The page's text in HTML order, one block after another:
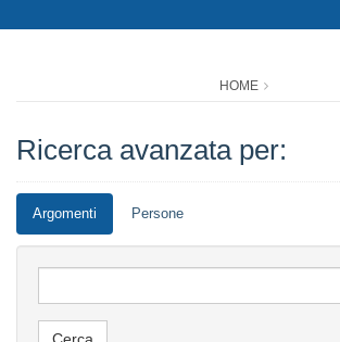
HOME
Ricerca avanzata per:
Argomenti Persone